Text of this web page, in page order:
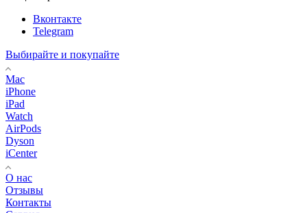
Вконтакте
Telegram
Выбирайте и покупайте
Mac
iPhone
iPad
Watch
AirPods
Dyson
iCenter
О нас
Отзывы
Контакты